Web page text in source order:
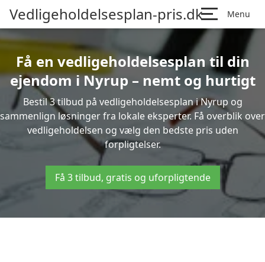
Vedligeholdelsesplan-pris.dk Menu
Få en vedligeholdelsesplan til din
ejendom i Nyrup – nemt og hurtigt
Bestil 3 tilbud på vedligeholdelsesplan i Nyrup og
sammenlign løsninger fra lokale eksperter. Få overblik over
vedligeholdelsen og vælg den bedste pris uden
forpligtelser.
Få 3 tilbud, gratis og uforpligtende